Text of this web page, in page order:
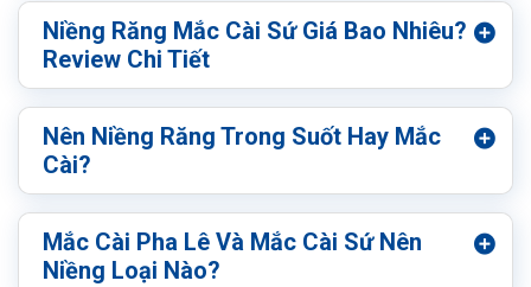
Niềng Răng Mắc Cài Sứ Giá Bao Nhiêu?
Review Chi Tiết
Nên Niềng Răng Trong Suốt Hay Mắc
Cài?
Mắc Cài Pha Lê Và Mắc Cài Sứ Nên
Niềng Loại Nào?